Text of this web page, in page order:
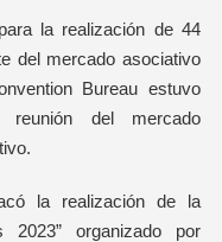
la realización de 44
del mercado asociativo
Bureau estuvo
del mercado
la realización de la
2023” organizado por